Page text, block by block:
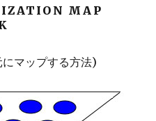
MAP
マップする方法)